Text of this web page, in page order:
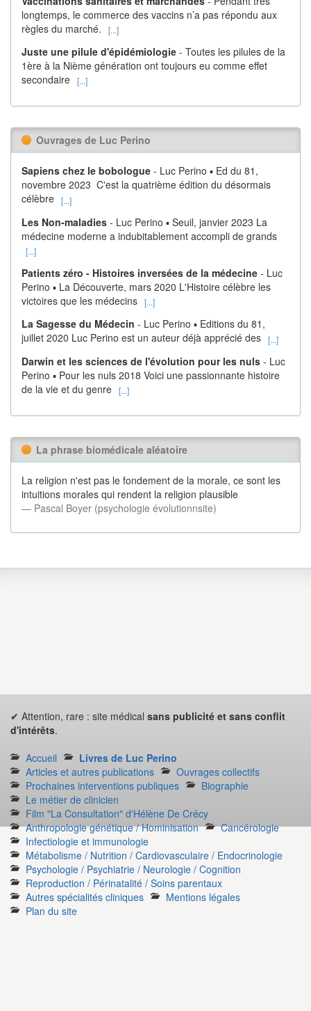
longtemps, le commerce des vaccins n’a pas répondu aux
règles du marché.
[...]
Juste une pilule d'épidémiologie - Toutes les pilules de la
1ère à la Nième génération ont toujours eu comme effet
secondaire [...]
Ouvrages de Luc Perino
Sapiens chez le bobologue - Luc Perino ▪ Ed du 81,
novembre 2023 C'est la quatrième édition du désormais
célèbre [...]
Les Non-maladies - Luc Perino ▪ Seuil, janvier 2023 La
médecine moderne a indubitablement accompli de grands
[...]
Patients zéro - Histoires inversées de la médecine - Luc
Perino ▪ La Découverte, mars 2020 L'Histoire célèbre les
victoires que les médecins [...]
La Sagesse du Médecin - Luc Perino ▪ Editions du 81,
juillet 2020 Luc Perino est un auteur déjà apprécié des [...]
Darwin et les sciences de l'évolution pour les nuls - Luc
Perino ▪ Pour les nuls 2018 Voici une passionnante histoire
de la vie et du genre [...]
La phrase biomédicale aléatoire
La religion n'est pas le fondement de la morale, ce sont les
intuitions morales qui rendent la religion plausible
― Pascal Boyer (psychologie évolutionnsite)
✔ Attention, rare : site médical sans publicité et sans conflit
d'intérêts.
Accueil
Livres de Luc Perino
Articles et autres publications
Ouvrages collectifs
Prochaines interventions publiques
Biographie
Le métier de clinicien
Film "La Consultation" d'Hélène De Crécy
Anthropologie génétique / Hominisation
Cancérologie
Infectiologie et immunologie
Métabolisme / Nutrition / Cardiovasculaire / Endocrinologie
Psychologie / Psychiatrie / Neurologie / Cognition
Reproduction / Périnatalité / Soins parentaux
Autres spécialités cliniques
Mentions légales
Plan du site